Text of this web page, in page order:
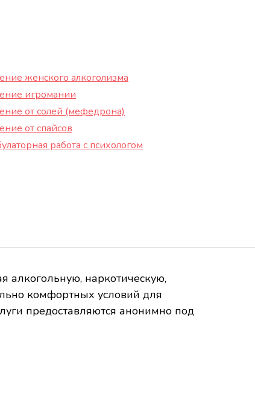
женского алкоголизма
игромании
от солей (мефедрона)
от спайсов
работа с психологом
наркотическую,
комфортных условий для
предоставляются анонимно под